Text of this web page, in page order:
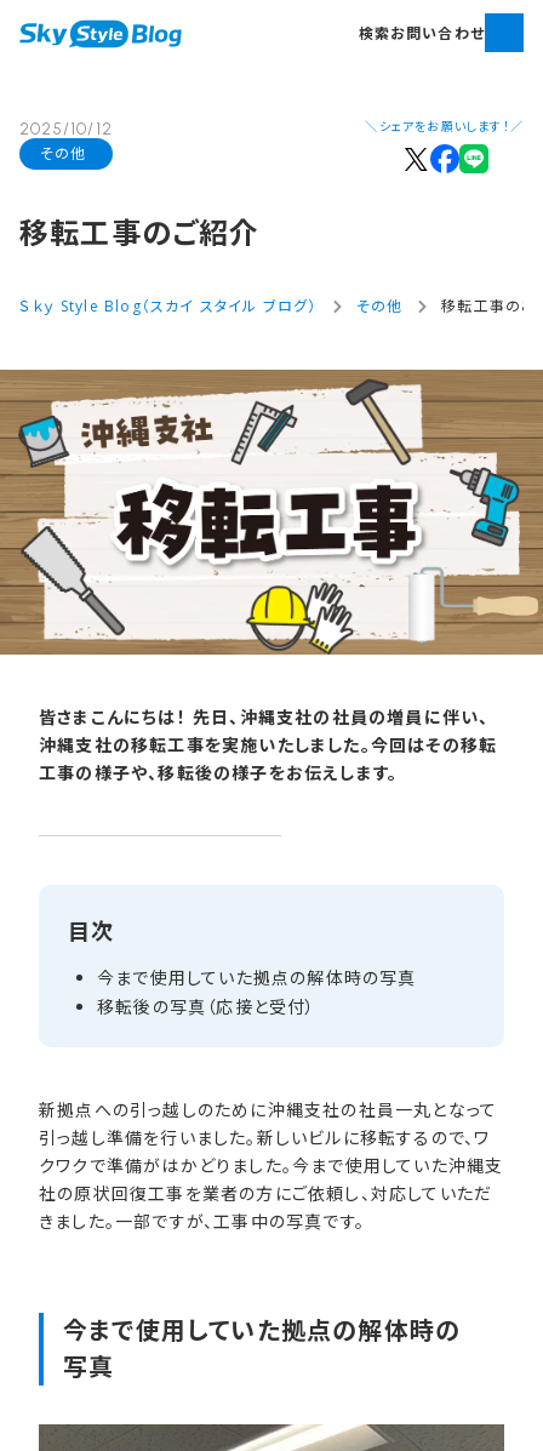
検索お問い合わせ
その他
2025/10/12 ＼シェアをお願いします！／
移転工事の​ご紹介
Ｓｋｙ Style Blog（スカイ スタイル ブログ） その他 移転工事のご
皆さまこんにちは！ 先日、沖縄支社の社員の増員に伴い、
沖縄支社の移転工事を実施いたしました。今回はその移転
工事の様子や、移転後の様子をお伝えします。
目次
今まで​使用していた​拠点の​解体時の​写真
移転後の​写真​（応接と​受付）
新拠点への引っ越しのために沖縄支社の社員一丸となって
引っ越し準備を行いました。新しいビルに移転するので、ワ
クワクで準備がはかどりました。今まで使用していた沖縄支
社の原状回復工事を業者の方にご依頼し、対応していただ
きました。一部ですが、工事中の写真です。
今まで​使用していた​拠点の​解体時の​
写真